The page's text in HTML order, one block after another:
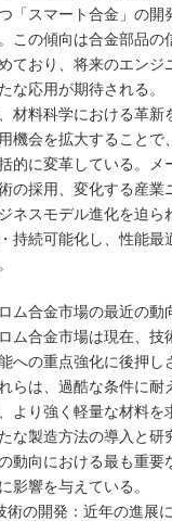
「スマート合金」の開
この傾向は合金部品の
ており、将来のエンジ
な応用が期待される。
材料科学における革新
機会を拡大することで
的に変革している。メ
の採用、変化する産業
ネスモデル進化を迫ら
持続可能化し、性能最
ム合金市場の最近の動
ム合金市場は現在、技
への重点強化に後押し
らは、過酷な条件に耐
より強く軽量な材料を
な製造方法の導入と研
動向における最も重要
影響を与えている。
術の開発：近年の進展